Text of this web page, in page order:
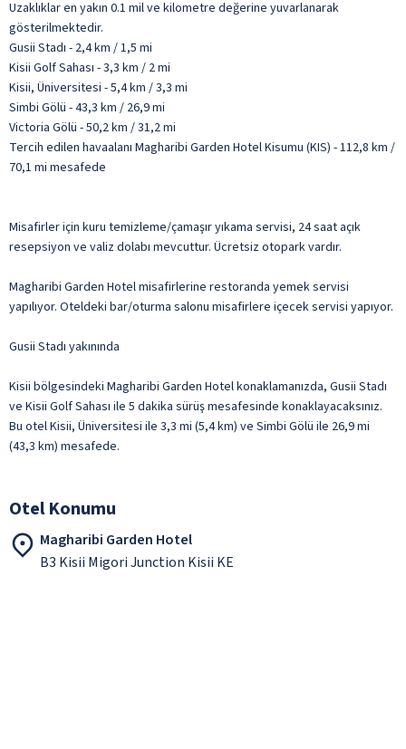
Uzaklıklar en yakın 0.1 mil ve kilometre değerine yuvarlanarak
gösterilmektedir.
Gusii Stadı - 2,4 km / 1,5 mi
Kisii Golf Sahası - 3,3 km / 2 mi
Kisii, Üniversitesi - 5,4 km / 3,3 mi
Simbi Gölü - 43,3 km / 26,9 mi
Victoria Gölü - 50,2 km / 31,2 mi
Tercih edilen havaalanı Magharibi Garden Hotel Kisumu (KIS) - 112,8 km /
70,1 mi mesafede
Misafirler için kuru temizleme/çamaşır yıkama servisi, 24 saat açık
resepsiyon ve valiz dolabı mevcuttur. Ücretsiz otopark vardır.
Magharibi Garden Hotel misafirlerine restoranda yemek servisi
yapılıyor. Oteldeki bar/oturma salonu misafirlere içecek servisi yapıyor.
Gusii Stadı yakınında
Kisii bölgesindeki Magharibi Garden Hotel konaklamanızda, Gusii Stadı
ve Kisii Golf Sahası ile 5 dakika sürüş mesafesinde konaklayacaksınız.
Bu otel Kisii, Üniversitesi ile 3,3 mi (5,4 km) ve Simbi Gölü ile 26,9 mi
(43,3 km) mesafede.
Otel Konumu
Magharibi Garden Hotel
B3 Kisii Migori Junction Kisii KE